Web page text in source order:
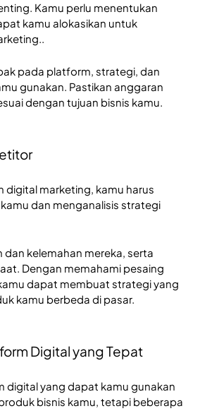
Kamu perlu menentukan
kamu alokasikan untuk
pada platform, strategi, dan
gunakan. Pastikan anggaran
dengan tujuan bisnis kamu.
digital marketing, kamu harus
dan menganalisis strategi
kelemahan mereka, serta
Dengan memahami pesaing
dapat membuat strategi yang
kamu berbeda di pasar.
Digital yang Tepat
digital yang dapat kamu gunakan
bisnis kamu, tetapi beberapa